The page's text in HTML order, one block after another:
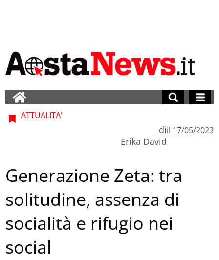
ATTUALITA'
di
Erika David
il 17/05/2023
Generazione Zeta: tra
solitudine, assenza di
socialità e rifugio nei
social